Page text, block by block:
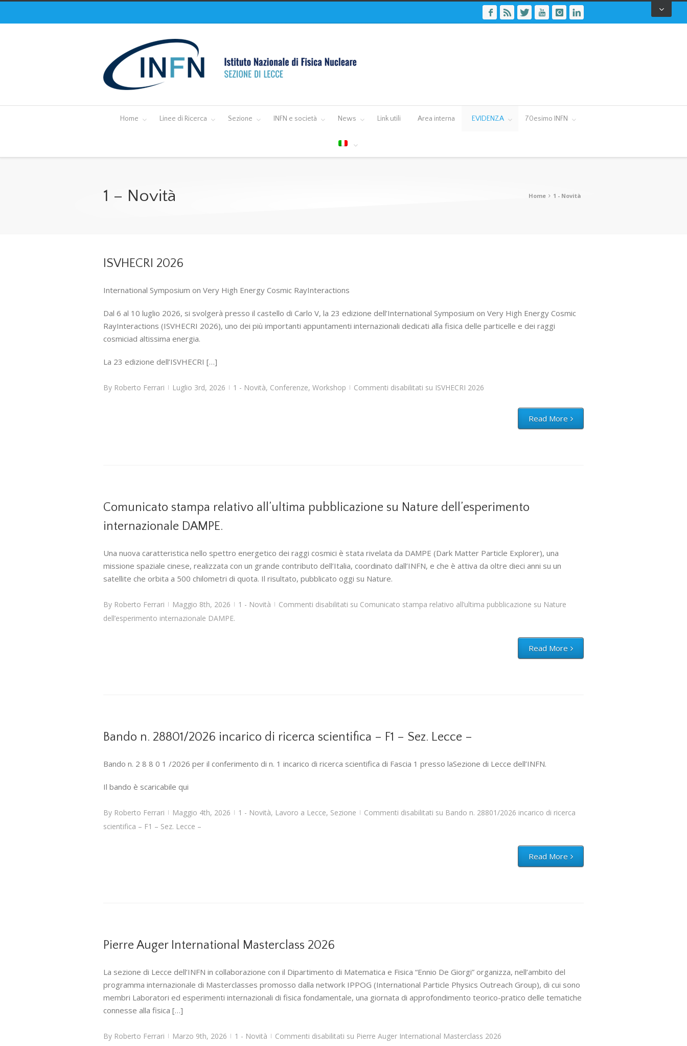
Home Linee di Ricerca Sezione INFN e società News Link utili Area interna EVIDENZA 70esimo INFN
1 – Novità Home 1 - Novità
ISVHECRI 2026
International Symposium on Very High Energy Cosmic RayInteractions
Dal 6 al 10 luglio 2026, si svolgerà presso il castello di Carlo V, la 23 edizione dell’International Symposium on Very High Energy Cosmic
RayInteractions (ISVHECRI 2026), uno dei più importanti appuntamenti internazionali dedicati alla fisica delle particelle e dei raggi
cosmiciad altissima energia.
La 23 edizione dell’ISVHECRI […]
By Roberto Ferrari | Luglio 3rd, 2026 | 1 - Novità, Conferenze, Workshop | Commenti disabilitati su ISVHECRI 2026
Read More
Comunicato stampa relativo all’ultima pubblicazione su Nature dell’esperimento
internazionale DAMPE.
Una nuova caratteristica nello spettro energetico dei raggi cosmici è stata rivelata da DAMPE (Dark Matter Particle Explorer), una
missione spaziale cinese, realizzata con un grande contributo dell’Italia, coordinato dall’INFN, e che è attiva da oltre dieci anni su un
satellite che orbita a 500 chilometri di quota. Il risultato, pubblicato oggi su Nature.
By Roberto Ferrari | Maggio 8th, 2026 | 1 - Novità | Commenti disabilitati su Comunicato stampa relativo all’ultima pubblicazione su Nature
dell’esperimento internazionale DAMPE.
Read More
Bando n. 28801/2026 incarico di ricerca scientifica – F1 – Sez. Lecce –
Bando n. 2 8 8 0 1 /2026 per il conferimento di n. 1 incarico di ricerca scientifica di Fascia 1 presso laSezione di Lecce dell’INFN.
Il bando è scaricabile qui
By Roberto Ferrari | Maggio 4th, 2026 | 1 - Novità, Lavoro a Lecce, Sezione | Commenti disabilitati su Bando n. 28801/2026 incarico di ricerca
scientifica – F1 – Sez. Lecce –
Read More
Pierre Auger International Masterclass 2026
La sezione di Lecce dell’INFN in collaborazione con il Dipartimento di Matematica e Fisica “Ennio De Giorgi” organizza, nell’ambito del
programma internazionale di Masterclasses promosso dalla network IPPOG (International Particle Physics Outreach Group), di cui sono
membri Laboratori ed esperimenti internazionali di fisica fondamentale, una giornata di approfondimento teorico-pratico delle tematiche
connesse alla fisica […]
By Roberto Ferrari | Marzo 9th, 2026 | 1 - Novità | Commenti disabilitati su Pierre Auger International Masterclass 2026